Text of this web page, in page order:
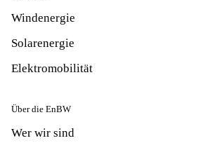
Windenergie
Solarenergie
Elektromobilität
Über die EnBW
Wer wir sind